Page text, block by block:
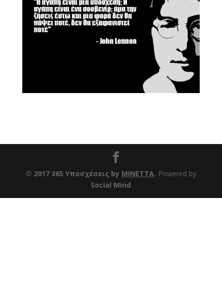
© 2017 365 Υποσχέσεις by ΜΙΝΕΤΤΑ. Powered by
Social Mind